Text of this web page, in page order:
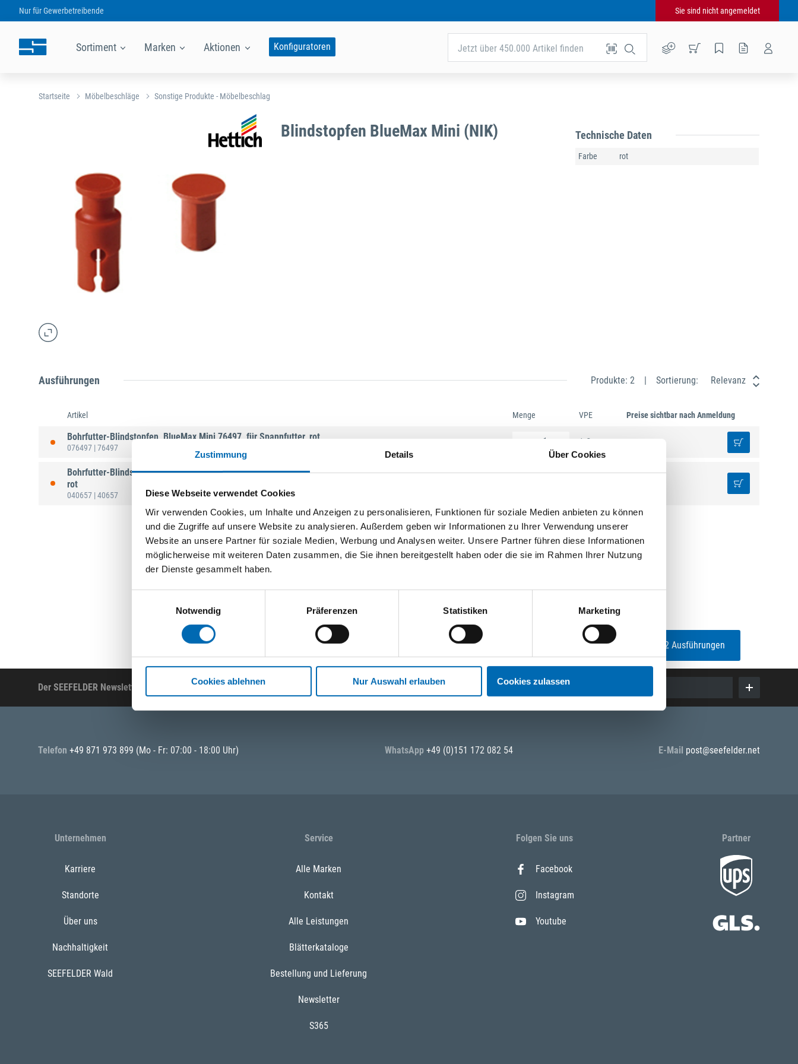
Zustimmung Details Über Cookies
Diese Webseite verwendet Cookies
Wir verwenden Cookies, um Inhalte und Anzeigen zu personalisieren, Funktionen für soziale Medien anbieten zu können
und die Zugriffe auf unsere Website zu analysieren. Außerdem geben wir Informationen zu Ihrer Verwendung unserer
Website an unsere Partner für soziale Medien, Werbung und Analysen weiter. Unsere Partner führen diese Informationen
möglicherweise mit weiteren Daten zusammen, die Sie ihnen bereitgestellt haben oder die sie im Rahmen Ihrer Nutzung
der Dienste gesammelt haben.
Notwendig
Präferenzen Statistiken Marketing
Cookies ablehnen Nur Auswahl erlauben Cookies zulassen
Nur fürGewerbetreibende Sie sind nicht angemeldet
Sortiment Marken Aktionen Konfiguratoren Jetzt über 450.000 Artikel finden
Startseite Möbelbeschläge Sonstige Produkte - Möbelbeschlag
Blindstopfen BlueMax Mini (NIK) Technische Daten
Farbe rot
Ausführungen Produkte: 2 Sortierung: Relevanz
Artikel Menge VPE Preise sichtbar nach Anmeldung
Bohrfutter-Blindstopfen, BlueMax Mini 76497, für Spannfutter, rot
076497 | 76497
1 St.
Bohrfutter-Blindstopfen, BlueMax Mini 40657, Für Schnellwechselfutter,
rot
040657 | 40657
2 Ausführungen
Der SEEFELDER Newsletter Produktneuheiten, Aktionen und Anwendungen. Bleiben Sie über Ihre Themen informiert!
Telefon +49 871 973 899 (Mo - Fr: 07:00 - 18:00 Uhr) WhatsApp +49 (0)151 172 082 54 E-Mail post@seefelder.net
Unternehmen
Karriere
Standorte
Über uns
Nachhaltigkeit
SEEFELDER Wald
Service
Alle Marken
Kontakt
Alle Leistungen
Blätterkataloge
Bestellung und Lieferung
Newsletter
S365
Folgen Sie uns
Facebook
Instagram
Youtube
Partner